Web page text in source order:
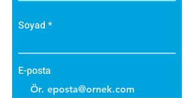
Soyad
E-posta